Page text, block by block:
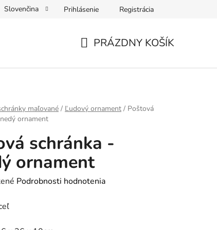
údajov
Slovenčina Prihlásenie Registrácia
PRÁZDNY KOŠÍK
maľované / Ľudový ornament / Poštová
ornament
schránka -
ornament
Podrobnosti hodnotenia